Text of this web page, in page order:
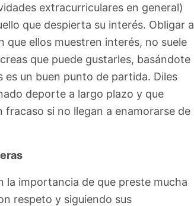
extracurriculares en general)
que despierta su interés. Obligar a
ellos muestren interés, no suele
que puede gustarles, basándote
un buen punto de partida. Diles
deporte a largo plazo y que
si no llegan a enamorarse de
la importancia de que preste mucha
respeto y siguiendo sus